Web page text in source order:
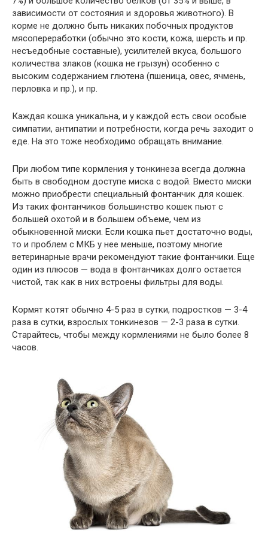
зависимости от состояния и здоровья животного). В
корме не должно быть никаких побочных продуктов
мясопереработки (обычно это кости, кожа, шерсть и пр.
несъедобные составные), усилителей вкуса, большого
количества злаков (кошка не грызун) особенно с
высоким содержанием глютена (пшеница, овес, ячмень,
перловка и пр.), и пр.
Каждая кошка уникальна, и у каждой есть свои особые
симпатии, антипатии и потребности, когда речь заходит о
еде. На это тоже необходимо обращать внимание.
При любом типе кормления у тонкинеза всегда должна
быть в свободном доступе миска с водой. Вместо миски
можно приобрести специальный фонтанчик для кошек.
Из таких фонтанчиков большинство кошек пьют с
большей охотой и в большем объеме, чем из
обыкновенной миски. Если кошка пьет достаточно воды,
то и проблем с МКБ у нее меньше, поэтому многие
ветеринарные врачи рекомендуют такие фонтанчики. Еще
один из плюсов — вода в фонтанчиках долго остается
чистой, так как в них встроены фильтры для воды.
Кормят котят обычно 4-5 раз в сутки, подростков — 3-4
раза в сутки, взрослых тонкинезов — 2-3 раза в сутки.
Старайтесь, чтобы между кормлениями не было более 8
часов.